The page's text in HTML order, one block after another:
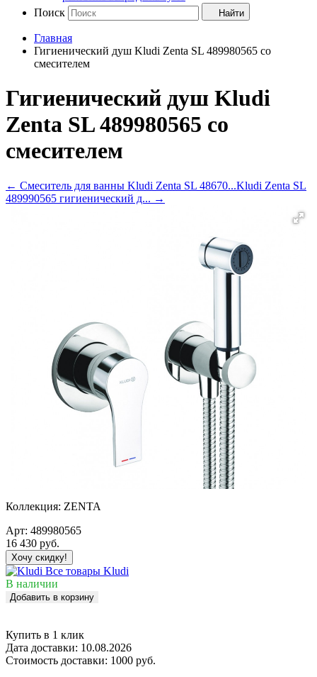
Поиск
Найти
Главная
Гигиенический душ Kludi Zenta SL 489980565 со
смесителем
Гигиенический душ Kludi
Zenta SL 489980565 со
смесителем
← Смеситель для ванны Kludi Zenta SL 48670...Kludi Zenta SL
489990565 гигиенический д... →
Коллекция: ZENTA
Арт: 489980565
16 430 руб.
Хочу скидку!
Все товары Kludi
В наличии
Добавить в корзину
Купить в 1 клик
Дата доставки: 10.08.2026
Стоимость доставки: 1000 руб.